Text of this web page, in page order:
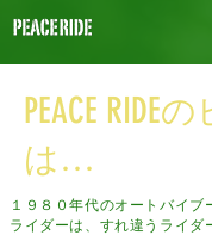
PEACE RIDEの
は…
１９８０年代のオートバイブ
ライダーは、すれ違うライダ